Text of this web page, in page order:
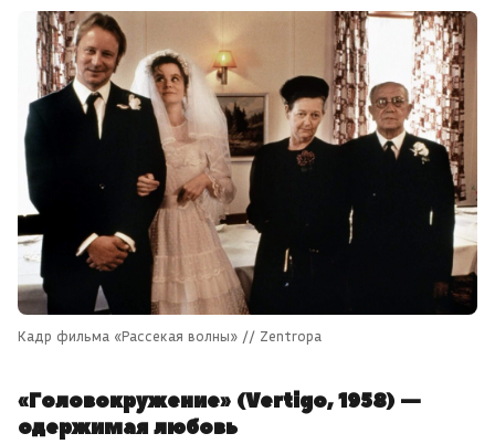
Кадр фильма «Рассекая волны» // Zentropa
«Головокружение» (Vertigo, 1958) —
одержимая любовь